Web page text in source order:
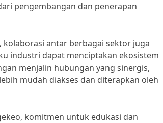
pengembangan dan penerapan
antar berbagai sektor juga
industri dapat menciptakan ekosistem
menjalin hubungan yang sinergis,
mudah diakses dan diterapkan oleh
komitmen untuk edukasi dan